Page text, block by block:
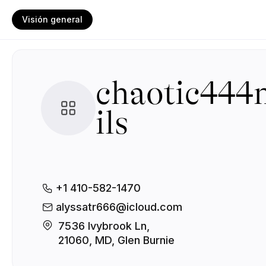
Visión general
ils
+1 410-582-1470
alyssatr666@icloud.com
7536 Ivybrook Ln,
21060, MD, Glen Burnie